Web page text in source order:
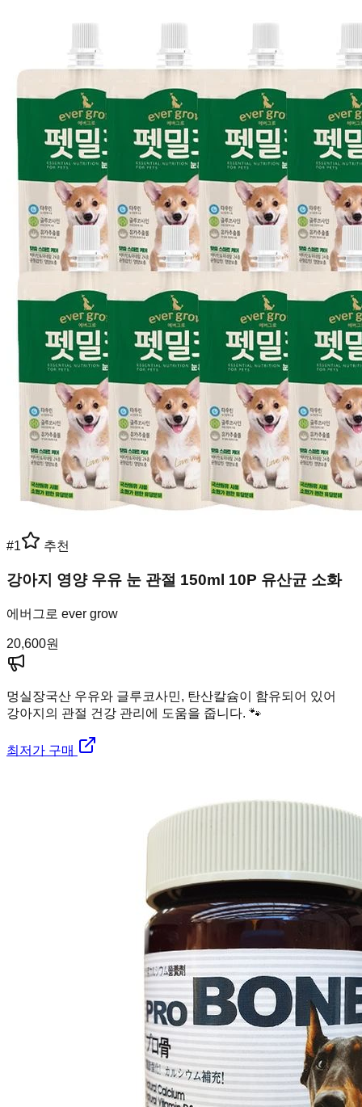
#1 추천
강아지 영양 우유 눈 관절 150ml 10P 유산균 소화
에버그로 ever grow
20,600원
멍실장국산 우유와 글루코사민, 탄산칼슘이 함유되어 있어
강아지의 관절 건강 관리에 도움을 줍니다. 🐾
최저가 구매